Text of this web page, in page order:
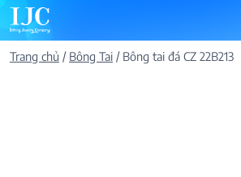
Skip
to
content
Trang chủ / Bông Tai / Bông tai đá CZ 22B213